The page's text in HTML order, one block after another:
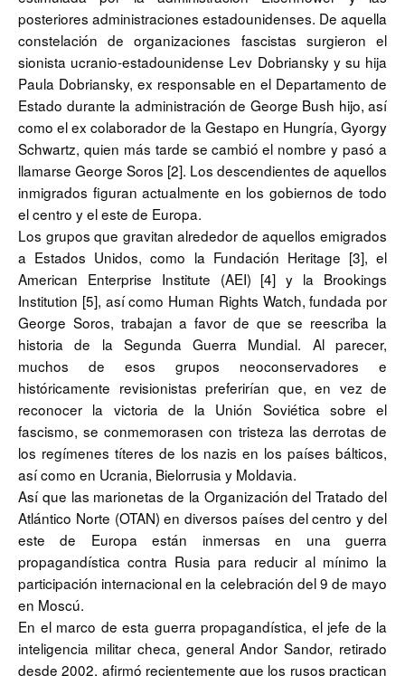
posteriores administraciones estadounidenses. De aquella
constelación de organizaciones fascistas surgieron el
sionista ucranio-estadounidense Lev Dobriansky y su hija
Paula Dobriansky, ex responsable en el Departamento de
Estado durante la administración de George Bush hijo, así
como el ex colaborador de la Gestapo en Hungría, Gyorgy
Schwartz, quien más tarde se cambió el nombre y pasó a
llamarse George Soros [2]. Los descendientes de aquellos
inmigrados figuran actualmente en los gobiernos de todo
el centro y el este de Europa.
Los grupos que gravitan alrededor de aquellos emigrados
a Estados Unidos, como la Fundación Heritage [3], el
American Enterprise Institute (AEI) [4] y la Brookings
Institution [5], así como Human Rights Watch, fundada por
George Soros, trabajan a favor de que se reescriba la
historia de la Segunda Guerra Mundial. Al parecer,
muchos de esos grupos neoconservadores e
históricamente revisionistas preferirían que, en vez de
reconocer la victoria de la Unión Soviética sobre el
fascismo, se conmemorasen con tristeza las derrotas de
los regímenes títeres de los nazis en los países bálticos,
así como en Ucrania, Bielorrusia y Moldavia.
Así que las marionetas de la Organización del Tratado del
Atlántico Norte (OTAN) en diversos países del centro y del
este de Europa están inmersas en una guerra
propagandística contra Rusia para reducir al mínimo la
participación internacional en la celebración del 9 de mayo
en Moscú.
En el marco de esta guerra propagandística, el jefe de la
inteligencia militar checa, general Andor Sandor, retirado
desde 2002, afirmó recientemente que los rusos practican